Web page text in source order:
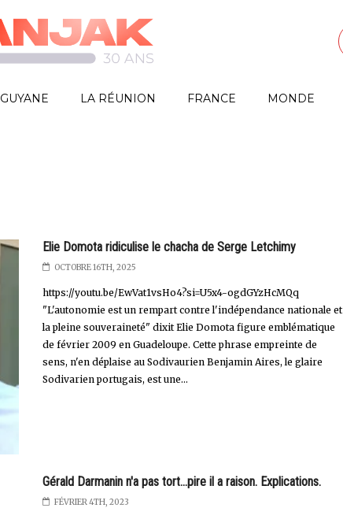
GUYANE LA RÉUNION FRANCE MONDE
Elie Domota ridiculise le chacha de Serge Letchimy
OCTOBRE 16TH, 2025
https://youtu.be/EwVat1vsHo4?si=U5x4-ogdGYzHcMQq
"L'autonomie est un rempart contre l'indépendance nationale et
la pleine souveraineté" dixit Elie Domota figure emblématique
de février 2009 en Guadeloupe. Cette phrase empreinte de
sens, n'en déplaise au Sodivaurien Benjamin Aires, le glaire
Sodivarien portugais, est une...
Gérald Darmanin n'a pas tort...pire il a raison. Explications.
FÉVRIER 4TH, 2023